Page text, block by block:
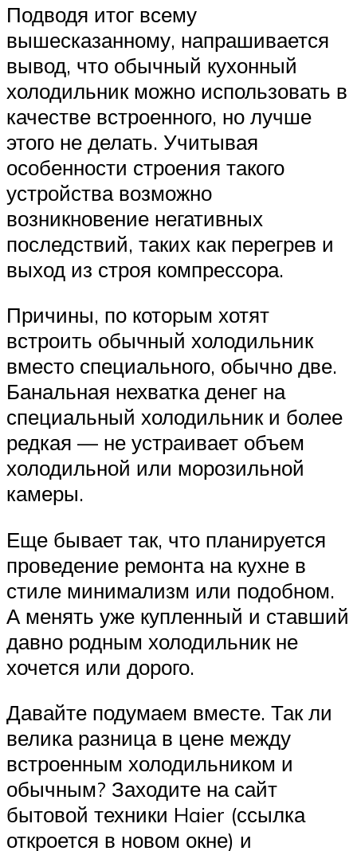
Подводя итог всему
вышесказанному, напрашивается
вывод, что обычный кухонный
холодильник можно использовать в
качестве встроенного, но лучше
этого не делать. Учитывая
особенности строения такого
устройства возможно
возникновение негативных
последствий, таких как перегрев и
выход из строя компрессора.
Причины, по которым хотят
встроить обычный холодильник
вместо специального, обычно две.
Банальная нехватка денег на
специальный холодильник и более
редкая — не устраивает объем
холодильной или морозильной
камеры.
Еще бывает так, что планируется
проведение ремонта на кухне в
стиле минимализм или подобном.
А менять уже купленный и ставший
давно родным холодильник не
хочется или дорого.
Давайте подумаем вместе. Так ли
велика разница в цене между
встроенным холодильником и
обычным? Заходите на сайт
бытовой техники Haier (ссылка
откроется в новом окне) и